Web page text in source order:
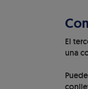
El
una